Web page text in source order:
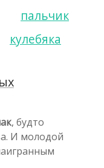
пальчик
кулебяка
, будто
И молодой